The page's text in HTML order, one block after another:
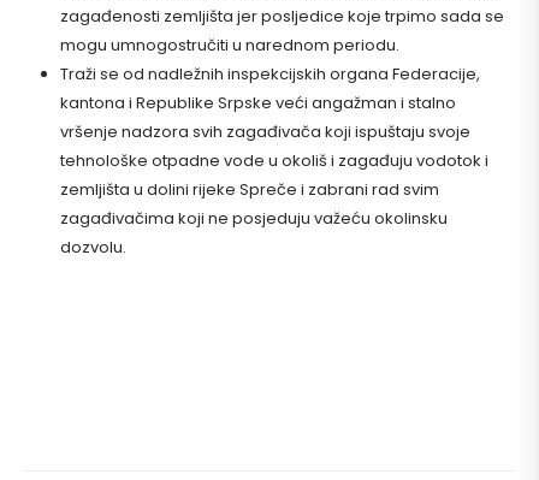
zagađenosti zemljišta jer posljedice koje trpimo sada se
mogu umnogostručiti u narednom periodu.
Traži se od nadležnih inspekcijskih organa Federacije,
kantona i Republike Srpske veći angažman i stalno
vršenje nadzora svih zagađivača koji ispuštaju svoje
tehnološke otpadne vode u okoliš i zagađuju vodotok i
zemljišta u dolini rijeke Spreče i zabrani rad svim
zagađivačima koji ne posjeduju važeću okolinsku
dozvolu.